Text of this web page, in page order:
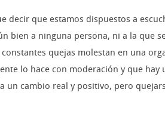
decir que estamos dispuestos a
bien a ninguna persona, ni a la que
quejas molestan en una
lo hace con moderación y que hay
un cambio real y positivo, pero